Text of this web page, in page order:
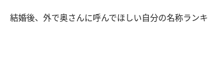
結婚後、外で奥さんに呼んでほしい自分の名称ランキ